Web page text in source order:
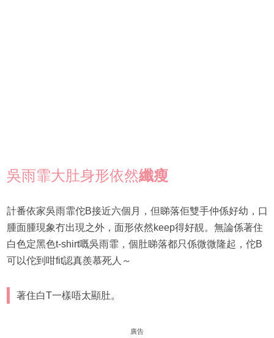
吳雨霏大肚身形依然纖瘦
計番依家吳雨霏佗B接近六個月，但睇落佢雙手仲係好幼，口
腫面腫現象冇出現之外，面形依然keep得好靚。無論係著住
白色定黑色t-shirt嘅吳雨霏，個肚睇落都只係微微隆起，佗B
可以佗到咁fit認真羨慕死人‌～
著住白T一樣唔太顯肚。
廣告